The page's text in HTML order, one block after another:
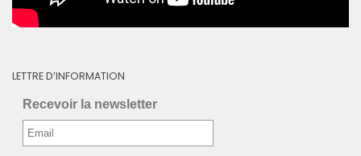
LETTRE D’INFORMATION
Recevoir la newsletter